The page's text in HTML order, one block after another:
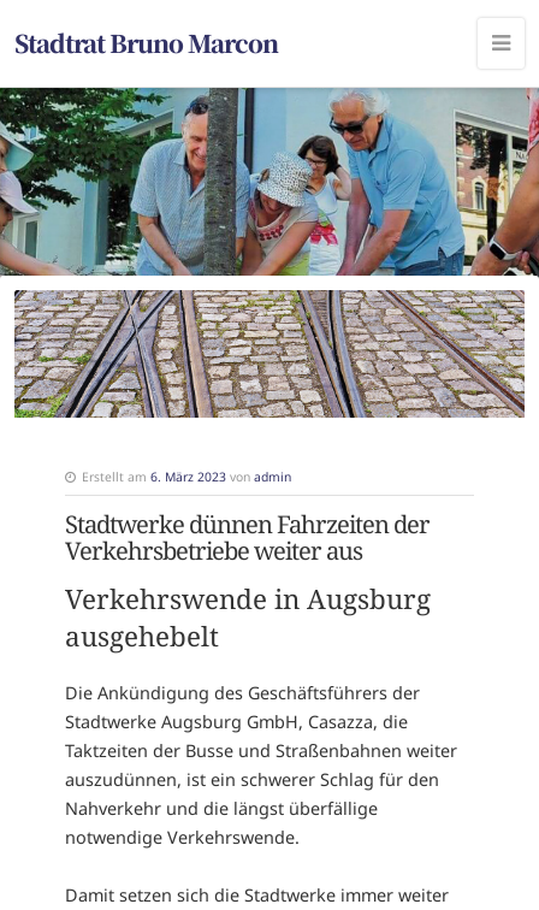
Stadtrat Bruno Marcon
Erstellt am 6. März 2023 von admin
Stadtwerke dünnen Fahrzeiten der
Verkehrsbetriebe weiter aus
Verkehrswende in Augsburg
ausgehebelt
Die Ankündigung des Geschäftsführers der
Stadtwerke Augsburg GmbH, Casazza, die
Taktzeiten der Busse und Straßenbahnen weiter
auszudünnen, ist ein schwerer Schlag für den
Nahverkehr und die längst überfällige
notwendige Verkehrswende.
Damit setzen sich die Stadtwerke immer weiter